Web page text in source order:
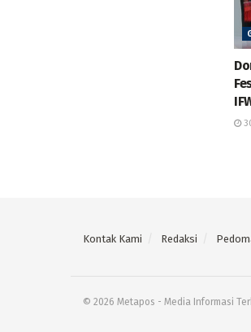
Kontak Kami Redaksi
© 2026 Metapos - Media Informasi